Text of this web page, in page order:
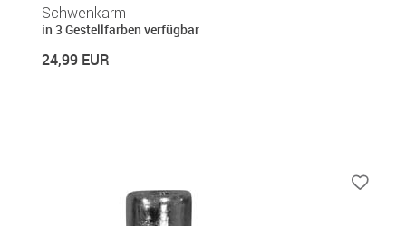
Schwenkarm
in 3 Gestellfarben verfügbar
24,99 EUR